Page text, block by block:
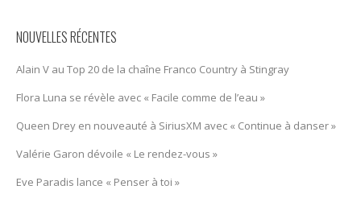
NOUVELLES RÉCENTES
Alain V au Top 20 de la chaîne Franco Country à Stingray
Flora Luna se révèle avec « Facile comme de l’eau »
Queen Drey en nouveauté à SiriusXM avec « Continue à danser »
Valérie Garon dévoile « Le rendez-vous »
Eve Paradis lance « Penser à toi »